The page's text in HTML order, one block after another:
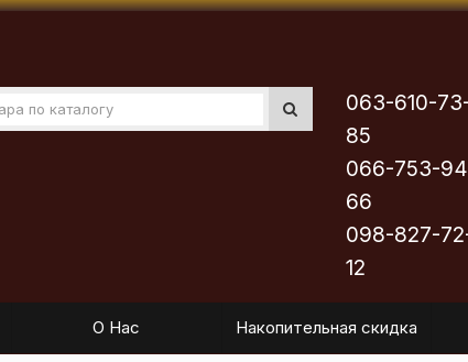
063-610-
85
066-753-
66
098-827-
12
О Нас Накопительная скидка